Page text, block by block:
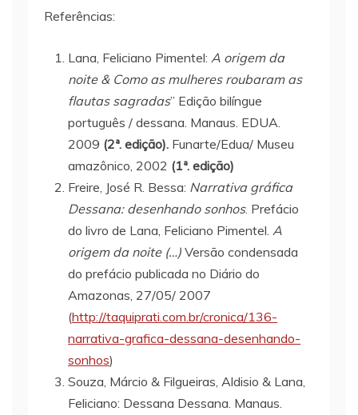
Referências:
Lana, Feliciano Pimentel: A origem da
noite & Como as mulheres roubaram as
flautas sagradas” Edição bilíngue
português / dessana. Manaus. EDUA.
2009 (2ª. edição). Funarte/Edua/ Museu
amazônico, 2002 (1ª. edição)
Freire, José R. Bessa: Narrativa gráfica
Dessana: desenhando sonhos. Prefácio
do livro de Lana, Feliciano Pimentel. A
origem da noite (…) Versão condensada
do prefácio publicada no Diário do
Amazonas, 27/05/ 2007
(http://taquiprati.com.br/cronica/136-
narrativa-grafica-dessana-desenhando-
sonhos)
Souza, Márcio & Filgueiras, Aldisio & Lana,
Feliciano: Dessana Dessana. Manaus.